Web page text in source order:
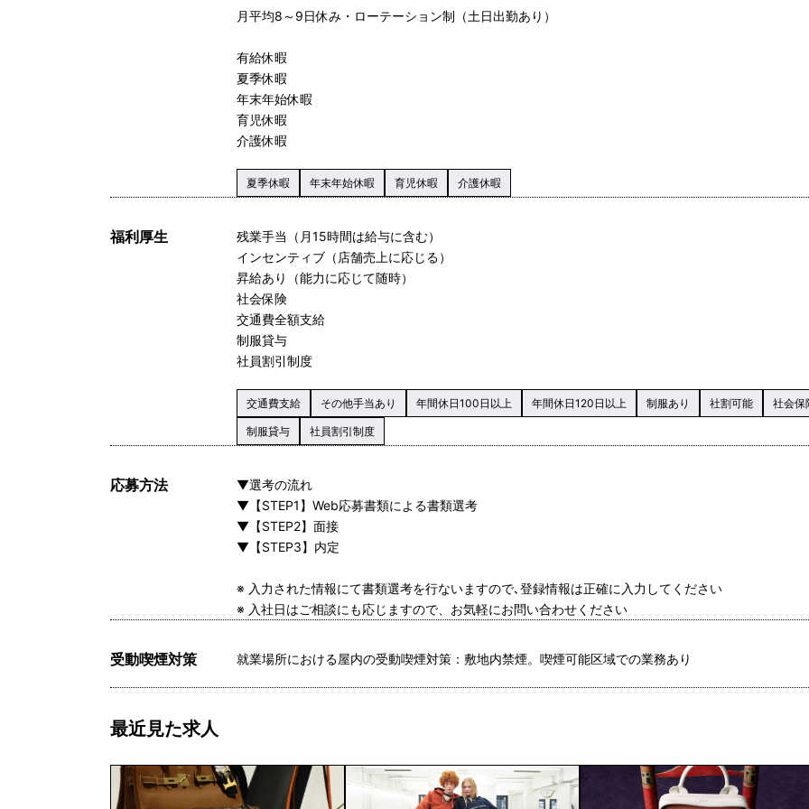
月平均8～9日休み・ローテーション制（土日出勤あり）
有給休暇
夏季休暇
年末年始休暇
育児休暇
介護休暇
夏季休暇 年末年始休暇 育児休暇 介護休暇
福利厚生
残業手当（月15時間は給与に含む）
インセンティブ（店舗売上に応じる）
昇給あり（能力に応じて随時）
社会保険
交通費全額支給
制服貸与
社員割引制度
交通費支給 その他手当あり 年間休日100日以上 年間休日120日以上 制服あり 社割可能 社会保
制服貸与 社員割引制度
応募方法
▼選考の流れ
▼【STEP1】Web応募書類による書類選考
▼【STEP2】面接
▼【STEP3】内定
※ 入力された情報にて書類選考を行ないますので､登録情報は正確に入力してください
※ 入社日はご相談にも応じますので、お気軽にお問い合わせください
受動喫煙対策 就業場所における屋内の受動喫煙対策：敷地内禁煙。喫煙可能区域での業務あり
最近見た求人